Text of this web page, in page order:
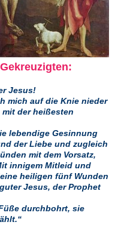
Jesus!
mich auf die Knie nieder
der heißesten
lebendige Gesinnung
der Liebe und zugleich
mit dem Vorsatz,
innigem Mitleid und
heiligen fünf Wunden
Jesus, der Prophet
durchbohrt, sie